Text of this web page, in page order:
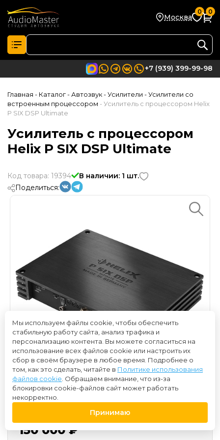
Москва
0 0
+7 (939) 399-99-98
Главная - Каталог- Автозвук- Усилители - Усилители со
встроенным процессором - Усилитель с процессором Helix
P SIX DSP Ultimate
Усилитель с процессором
Helix P SIX DSP Ultimate
Код товара: 19394
В наличии: 1 шт.
Поделиться:
150 000 ₽
Мы используем файлы cookie, чтобы обеспечить
стабильную работу сайта, анализ трафика и
персонализацию контента. Вы можете согласиться на
использование всех файлов cookie или настроить их
сбор в своём браузере в любое время. Подробнее о
том, как это сделать, читайте в Политике использования
файлов cookie . Обращаем внимание, что из-за
блокировки cookie-файлов сайт может работать
некорректно.
Принимаю